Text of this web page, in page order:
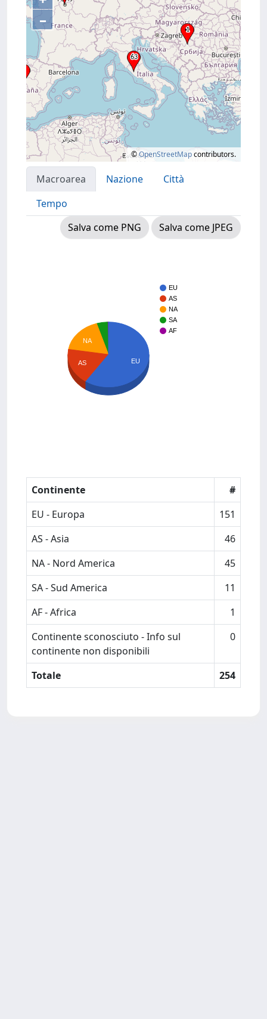
–
©OpenStreetMapcontributors.
Macroarea Nazione
Città
Tempo
Salva come PNG
Salva come JPEG
EU
AS
NA
SA
AF
NA
AS EU
Continente
#
EU - Europa
151
AS - Asia
46
NA - Nord America
45
SA - Sud America
11
AF - Africa
1
Continente sconosciuto - Info sul
continente non disponibili
0
Totale 254